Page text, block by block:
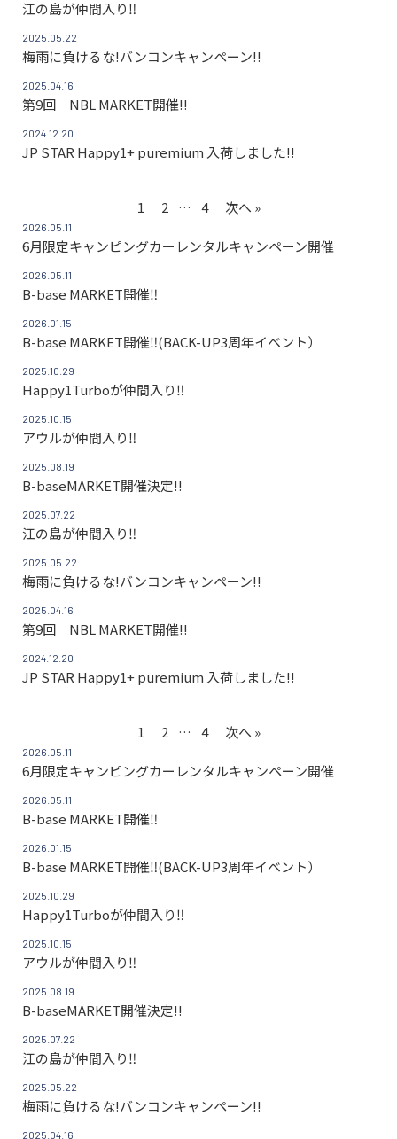
江の島が仲間入り‼
2025.05.22
梅雨に負けるな!バンコンキャンペーン!!
2025.04.16
第9回 NBL MARKET開催!!
2024.12.20
JP STAR Happy1+ puremium 入荷しました!!
1 2 … 4 次へ »
2026.05.11
6月限定キャンピングカーレンタルキャンペーン開催
2026.05.11
B-base MARKET開催‼
2026.01.15
B-base MARKET開催‼(BACK-UP3周年イベント）
2025.10.29
Happy1Turboが仲間入り‼
2025.10.15
アウルが仲間入り‼
2025.08.19
B-baseMARKET開催決定!!
2025.07.22
江の島が仲間入り‼
2025.05.22
梅雨に負けるな!バンコンキャンペーン!!
2025.04.16
第9回 NBL MARKET開催!!
2024.12.20
JP STAR Happy1+ puremium 入荷しました!!
1 2 … 4 次へ »
2026.05.11
6月限定キャンピングカーレンタルキャンペーン開催
2026.05.11
B-base MARKET開催‼
2026.01.15
B-base MARKET開催‼(BACK-UP3周年イベント）
2025.10.29
Happy1Turboが仲間入り‼
2025.10.15
アウルが仲間入り‼
2025.08.19
B-baseMARKET開催決定!!
2025.07.22
江の島が仲間入り‼
2025.05.22
梅雨に負けるな!バンコンキャンペーン!!
2025.04.16